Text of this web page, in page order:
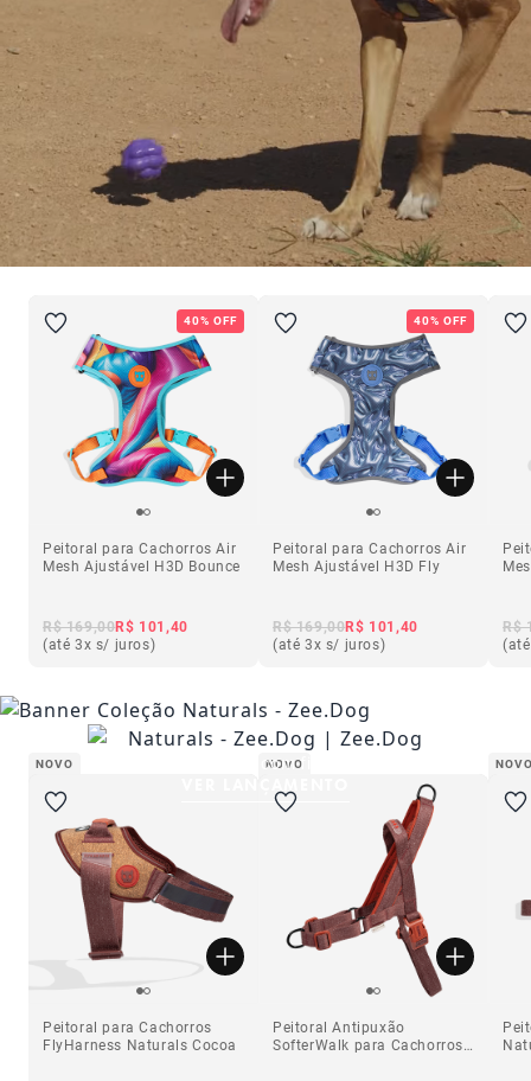
40% OFF
Peitoral para Cachorros Air
Mesh Ajustável H3D Bounce
R$ 169,00R$ 101,40
(até 3x s/ juros)
40% OFF
Peitoral para Cachorros Air
Mesh Ajustável H3D Fly
R$ 169,00R$ 101,40
(até 3x s/ juros)
R$
Novas cores. Feito com fibras naturais.
NOVO
Peitoral para Cachorros
FlyHarness Naturals Cocoa
NOVO
Peitoral Antipuxão
SofterWalk para Cachorros